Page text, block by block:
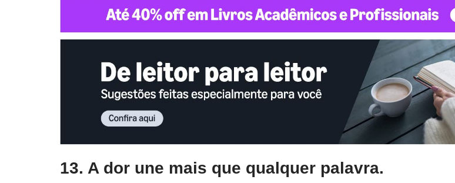
13. A dor une mais que qualquer palavra.